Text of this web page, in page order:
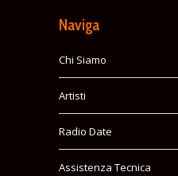
Naviga
Chi Siamo
Artisti
Radio Date
Assistenza Tecnica